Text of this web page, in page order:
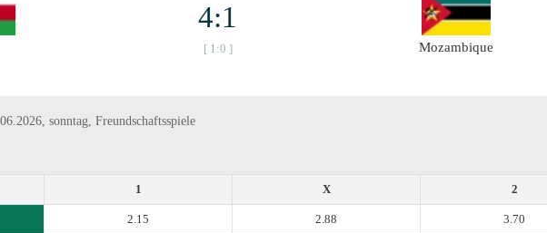
4:1
[ 1:0 ] Mozambique
sonntag, Freundschaftsspiele
2
X
1
3.70
2.88
2.15